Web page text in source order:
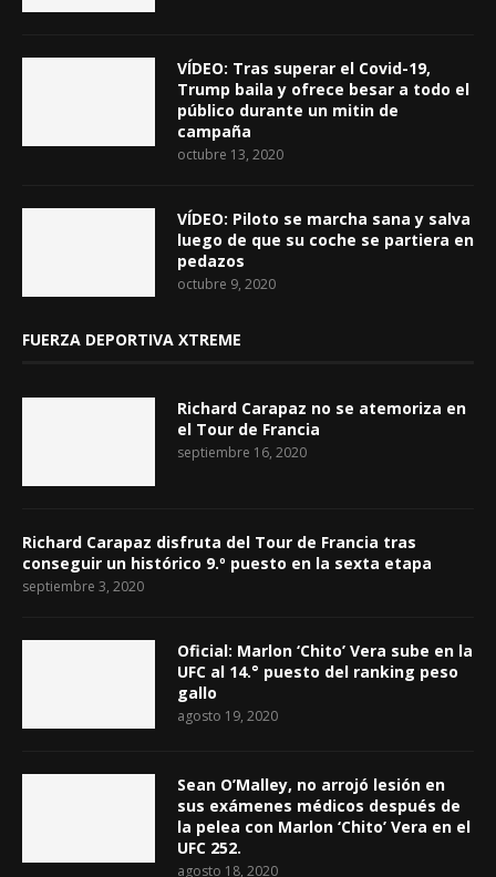
VÍDEO: Tras superar el Covid-19,
Trump baila y ofrece besar a todo el
público durante un mitin de
campaña
octubre 13, 2020
VÍDEO: Piloto se marcha sana y salva
luego de que su coche se partiera en
pedazos
octubre 9, 2020
FUERZA DEPORTIVA XTREME
Richard Carapaz no se atemoriza en
el Tour de Francia
septiembre 16, 2020
Richard Carapaz disfruta del Tour de Francia tras
conseguir un histórico 9.º puesto en la sexta etapa
septiembre 3, 2020
Oficial: Marlon ‘Chito’ Vera sube en la
UFC al 14.° puesto del ranking peso
gallo
agosto 19, 2020
Sean O’Malley, no arrojó lesión en
sus exámenes médicos después de
la pelea con Marlon ‘Chito’ Vera en el
UFC 252.
agosto 18, 2020